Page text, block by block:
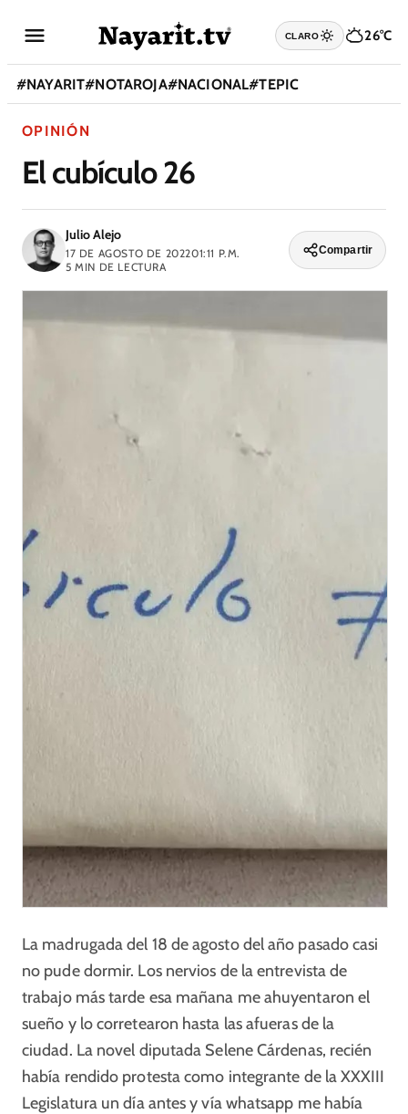
CLARO 26°C
#NAYARIT#NOTAROJA#NACIONAL#TEPIC
OPINIÓN
El cubículo 26
Julio Alejo
17 DE AGOSTO DE 202201:11 P.M.
5 MIN DE LECTURA
Compartir
La madrugada del 18 de agosto del año pasado casi
no pude dormir. Los nervios de la entrevista de
trabajo más tarde esa mañana me ahuyentaron el
sueño y lo corretearon hasta las afueras de la
ciudad. La novel diputada Selene Cárdenas, recién
había rendido protesta como integrante de la XXXIII
Legislatura un día antes y vía whatsapp me había